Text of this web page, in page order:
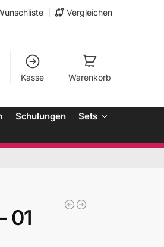
Vergleichen
Kasse Warenkorb
Schulungen
Sets
01